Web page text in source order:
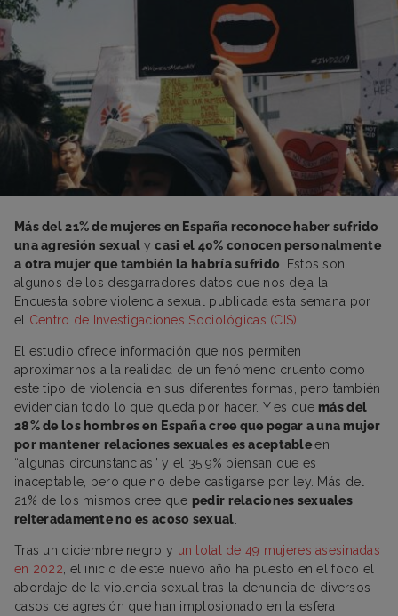
Más del 21% de mujeres en España reconoce haber sufrido
una agresión sexual ycasi el 40% conocen personalmente
a otra mujer que también la habría sufrido . Estos son
algunos de los desgarradores datos que nos deja la
Encuesta sobre violencia sexual publicada esta semana por
el Centro de Investigaciones Sociológicas (CIS)
El estudio ofrece información que nos permiten
aproximarnos a la realidad de un fenómeno cruento como
este tipo de violencia en sus diferentes formas, pero también
evidencian todo lo que queda por hacer. Y es quemás del
28% de los hombres en España cree que pegar a una mujer
por mantener relaciones sexuales es aceptableen
“algunas circunstancias” y el 35,9% piensan que es
inaceptable, pero que no debe castigarse por ley. Más del
21% de los mismos cree que pedir relaciones sexuales
reiteradamente no es acoso sexual
Tras un diciembre negro y un total de 49 mujeres asesinadas
en 2022 , el inicio de este nuevo año ha puesto en el foco el
abordaje de la violencia sexual tras la denuncia de diversos
casos de agresión que han implosionado en la esfera